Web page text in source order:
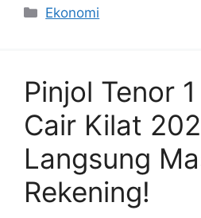
Categories
Ekonomi
Pinjol Tenor
Cair Kilat
Langsung
Rekening!